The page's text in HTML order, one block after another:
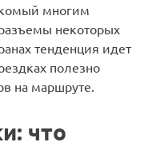
многим
некоторых
тенденция идет
полезно
на маршруте.
что